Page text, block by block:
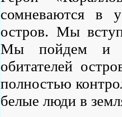
сомневаются в
остров. Мы
Мы пойдем и
обитателей
полностью
белые люди в